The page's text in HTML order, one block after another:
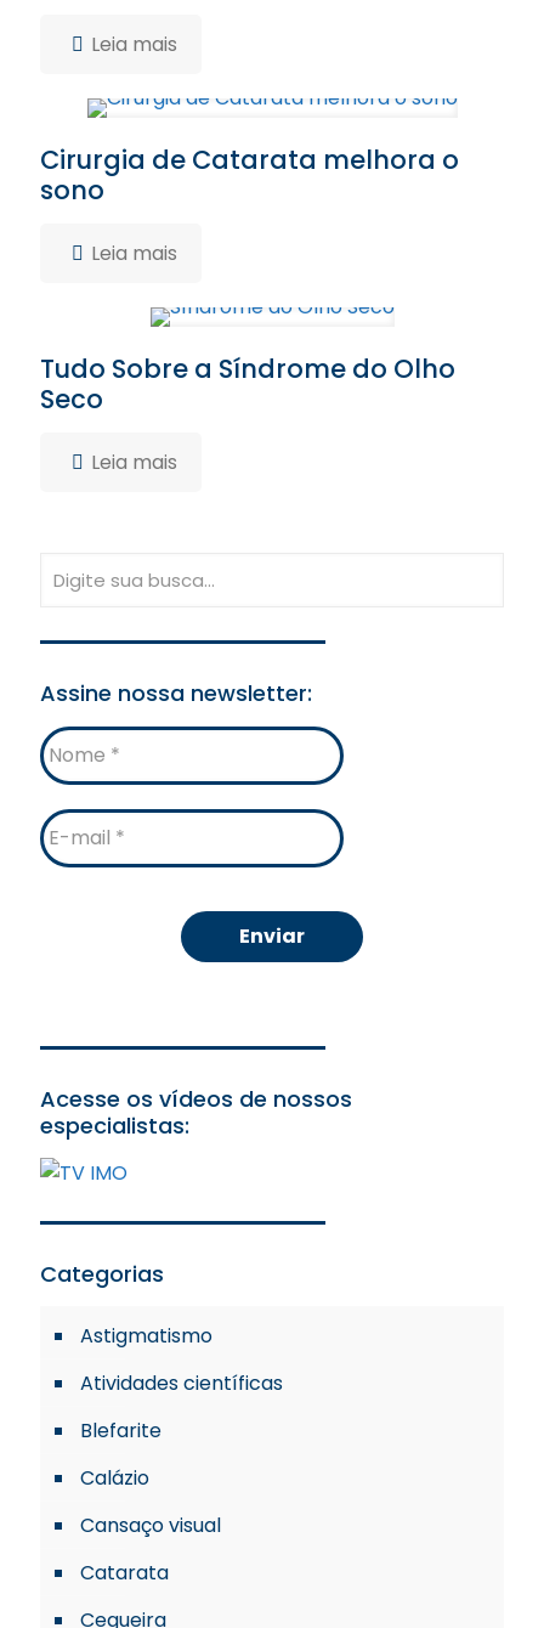
Leia mais
Cirurgia de Catarata melhora o
sono
Leia mais
Tudo Sobre a Síndrome do Olho
Seco
Leia mais
Assine nossa newsletter:
Nome
E-
mail
Acesse os vídeos de nossos
especialistas:
Categorias
Astigmatismo
Atividades científicas
Blefarite
Calázio
Cansaço visual
Catarata
Cegueira